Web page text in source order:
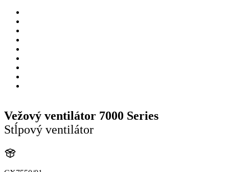
Vežový ventilátor 7000 Series
Stĺpový ventilátor